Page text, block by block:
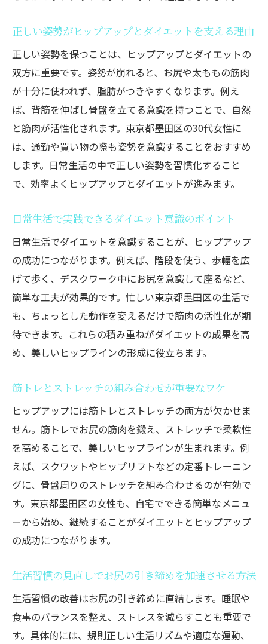
由
忙しい主婦でも実践できる時短ダイエット
法
お尻引き締めを毎日の生活に組み込むアイ
デア
ダイエットとヒップアップを両立する習慣
作り
続けるほど効果実感できるヒップアップの
秘訣
フォーアフターの変化と継続のコツ
ダイエット成功体験から学ぶ継続のモチベ
ーション
ビフォーアフターで見るお尻引き締め成果
の実例
継続できる筋トレとダイエット目標の立て
方
1ヶ月続けることで変わるお尻と体型の変化
ヒップアップ達成のための毎日の工夫とコ
ダイエットと筋トレ効果を長く保つ秘訣と
は
正しい姿勢がヒップアップとダイエットを支える理由
正しい姿勢を保つことは、ヒップアップとダイエットの
双方に重要です。姿勢が崩れると、お尻や太ももの筋肉
が十分に使われず、脂肪がつきやすくなります。例え
ば、背筋を伸ばし骨盤を立てる意識を持つことで、自然
と筋肉が活性化されます。東京都墨田区の30代女性に
は、通勤や買い物の際も姿勢を意識することをおすすめ
します。日常生活の中で正しい姿勢を習慣化すること
で、効率よくヒップアップとダイエットが進みます。
日常生活で実践できるダイエット意識のポイント
日常生活でダイエットを意識することが、ヒップアップ
の成功につながります。例えば、階段を使う、歩幅を広
げて歩く、デスクワーク中にお尻を意識して座るなど、
簡単な工夫が効果的です。忙しい東京都墨田区の生活で
も、ちょっとした動作を変えるだけで筋肉の活性化が期
待できます。これらの積み重ねがダイエットの成果を高
め、美しいヒップラインの形成に役立ちます。
筋トレとストレッチの組み合わせが重要なワケ
ヒップアップには筋トレとストレッチの両方が欠かせま
せん。筋トレでお尻の筋肉を鍛え、ストレッチで柔軟性
を高めることで、美しいヒップラインが生まれます。例
えば、スクワットやヒップリフトなどの定番トレーニン
グに、骨盤周りのストレッチを組み合わせるのが有効で
す。東京都墨田区の女性も、自宅でできる簡単なメニュ
ーから始め、継続することがダイエットとヒップアップ
の成功につながります。
生活習慣の見直しでお尻の引き締めを加速させる方法
生活習慣の改善はお尻の引き締めに直結します。睡眠や
食事のバランスを整え、ストレスを減らすことも重要で
す。具体的には、規則正しい生活リズムや適度な運動、